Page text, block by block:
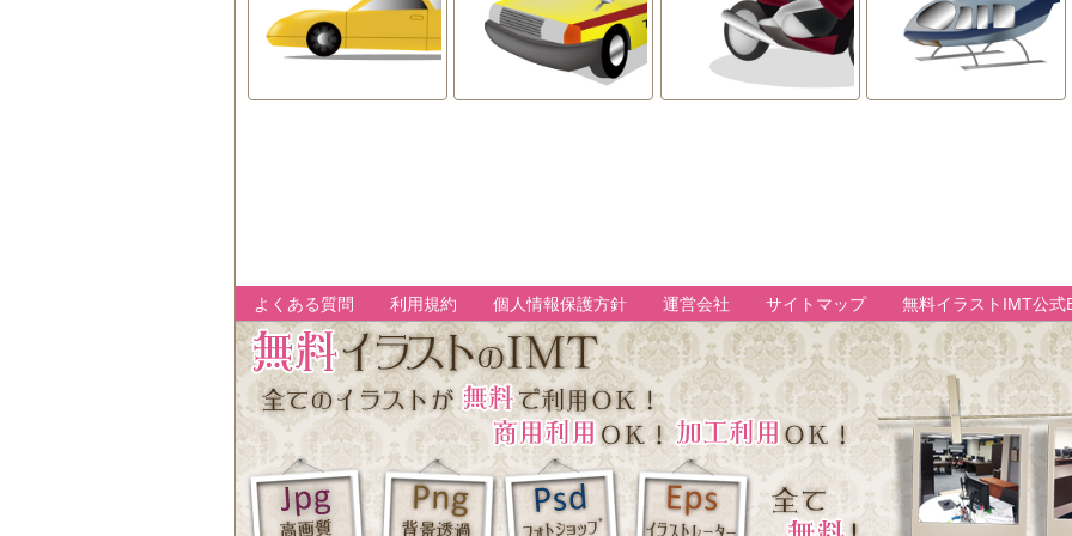
よくある質問 利用規約 個人情報保護方針 運営会社 サイトマップ 無料イラストIMT公式